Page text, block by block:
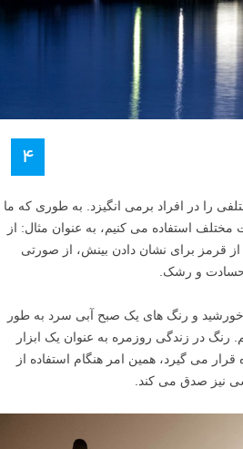
۴
را در افراد برمی انگیزد. به طوری که ما
استفاده می کنیم، به عنوان مثال: از
قرمز برای نشان دادن بینش، از صورتی
حسادت و رشک.
و رنگ های یک صبح آبی سرد به طور
رنگ در زندگی روزمره به عنوان یک ابزار
می گیرد، همین امر هنگام استفاده از
نیز صدق می کند.